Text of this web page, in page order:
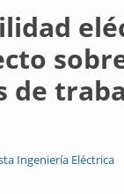
de
Ingeniería Eléctrica